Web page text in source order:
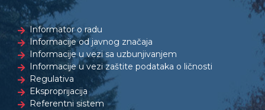
Informator o radu
Informacije od javnog značaja
Informacije u vezi sa uzbunjivanjem
Informacije u vezi zaštite podataka o ličnosti
Regulativa
Eksproprijacija
Referentni sistem